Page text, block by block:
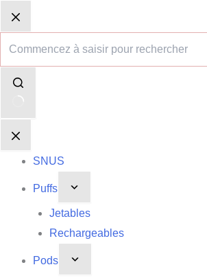
au
contenu
résultat
SNUS
Puffs
Jetables
Rechargeables
Pods
d’achat
d’achat